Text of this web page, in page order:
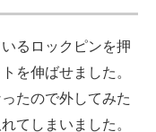
るロックピンを押
を伸ばせました。
たので外してみた
てしまいました。